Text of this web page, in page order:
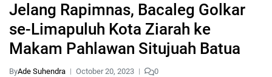
Jelang Rapimnas, Bacaleg Golkar
se-Limapuluh Kota Ziarah ke
Makam Pahlawan Situjuah Batua
ByAde Suhendra October 20, 2023 0